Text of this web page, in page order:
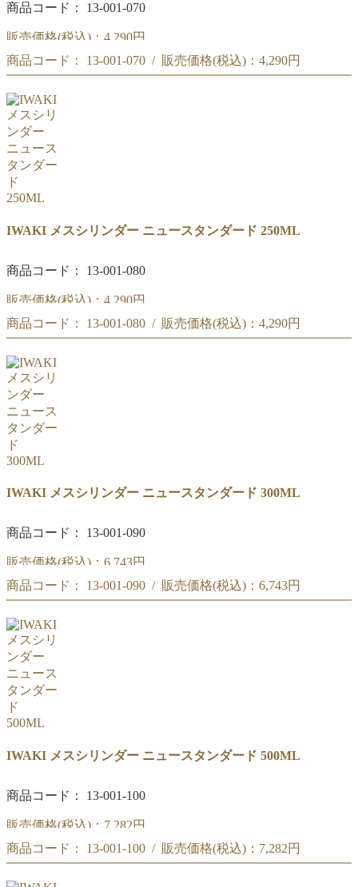
商品コード： 13-001-070
販売価格(税込)： 4,290円
IWAKI メスシリンダー ニュースタンダード 200ML
商品コード： 13-001-070 / 販売価格(税込)： 4,290円
IWAKI メスシリンダー ニュースタンダード 200ML
IWAKI メスシリンダー ニュースタンダード 250ML
商品コード： 13-001-080
販売価格(税込)： 4,290円
IWAKI メスシリンダー ニュースタンダード 250ML
商品コード： 13-001-080 / 販売価格(税込)： 4,290円
IWAKI メスシリンダー ニュースタンダード 250ML
IWAKI メスシリンダー ニュースタンダード 300ML
商品コード： 13-001-090
販売価格(税込)： 6,743円
IWAKI メスシリンダー ニュースタンダード 300ML
商品コード： 13-001-090 / 販売価格(税込)： 6,743円
IWAKI メスシリンダー ニュースタンダード 300ML
IWAKI メスシリンダー ニュースタンダード 500ML
商品コード： 13-001-100
販売価格(税込)： 7,282円
IWAKI メスシリンダー ニュースタンダード 500ML
商品コード： 13-001-100 / 販売価格(税込)： 7,282円
IWAKI メスシリンダー ニュースタンダード 500ML